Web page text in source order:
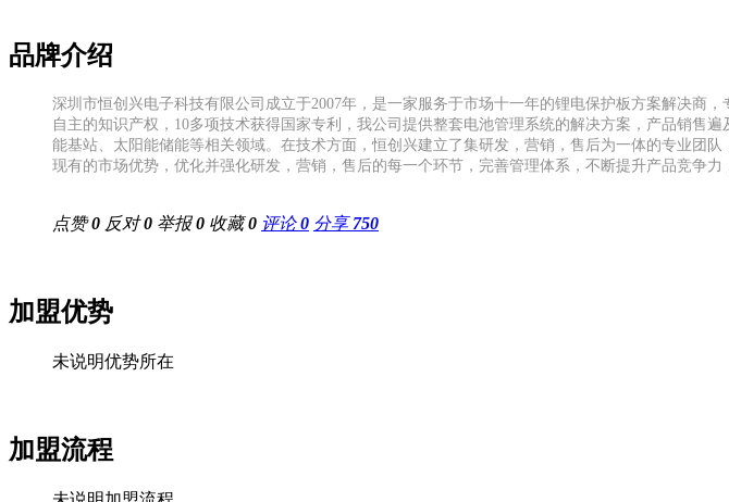
品牌介绍
深圳市恒创兴电子科技有限公司成立于2007年，是一家服务于市场十一年的锂电保护板方案解决商
自主的知识产权，10多项技术获得国家专利，我公司提供整套电池管理系统的解决方案，产品销售
能基站、太阳能储能等相关领域。在技术方面，恒创兴建立了集研发，营销，售后为一体的专业团
现有的市场优势，优化并强化研发，营销，售后的每一个环节，完善管理体系，不断提升产品竞争
点赞0 反对0 举报0 收藏0 评论0 分享750
加盟优势
未说明优势所在
加盟流程